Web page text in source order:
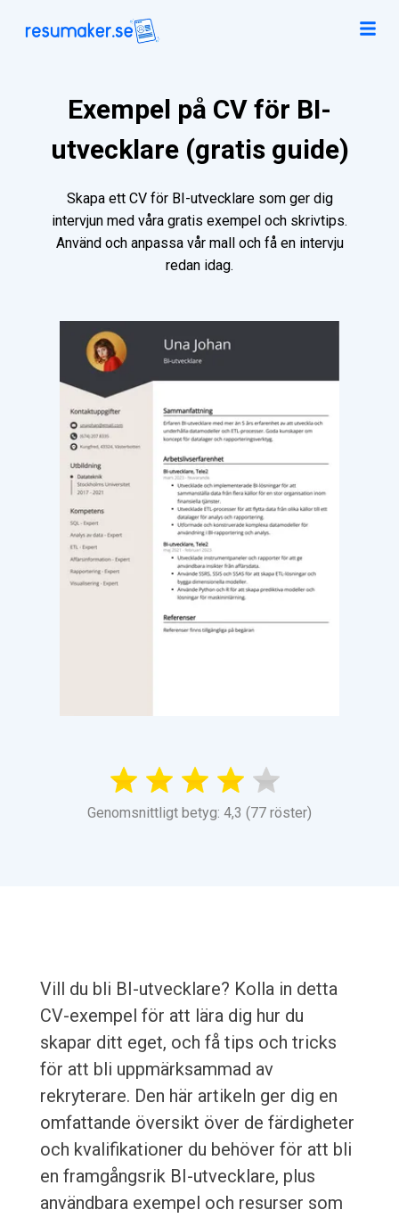
Exempel på CV för BI-
utvecklare (gratis guide)
Skapa ett CV för BI-utvecklare som ger dig
intervjun med våra gratis exempel och skrivtips.
Använd och anpassa vår mall och få en intervju
redan idag.
Genomsnittligt betyg: 4,3 (77 röster)
Vill du bli BI-utvecklare? Kolla in detta
CV-exempel för att lära dig hur du
skapar ditt eget, och få tips och tricks
för att bli uppmärksammad av
rekryterare. Den här artikeln ger dig en
omfattande översikt över de färdigheter
och kvalifikationer du behöver för att bli
en framgångsrik BI-utvecklare, plus
användbara exempel och resurser som